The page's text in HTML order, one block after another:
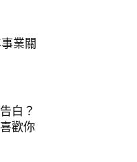
業關
白？
歡你